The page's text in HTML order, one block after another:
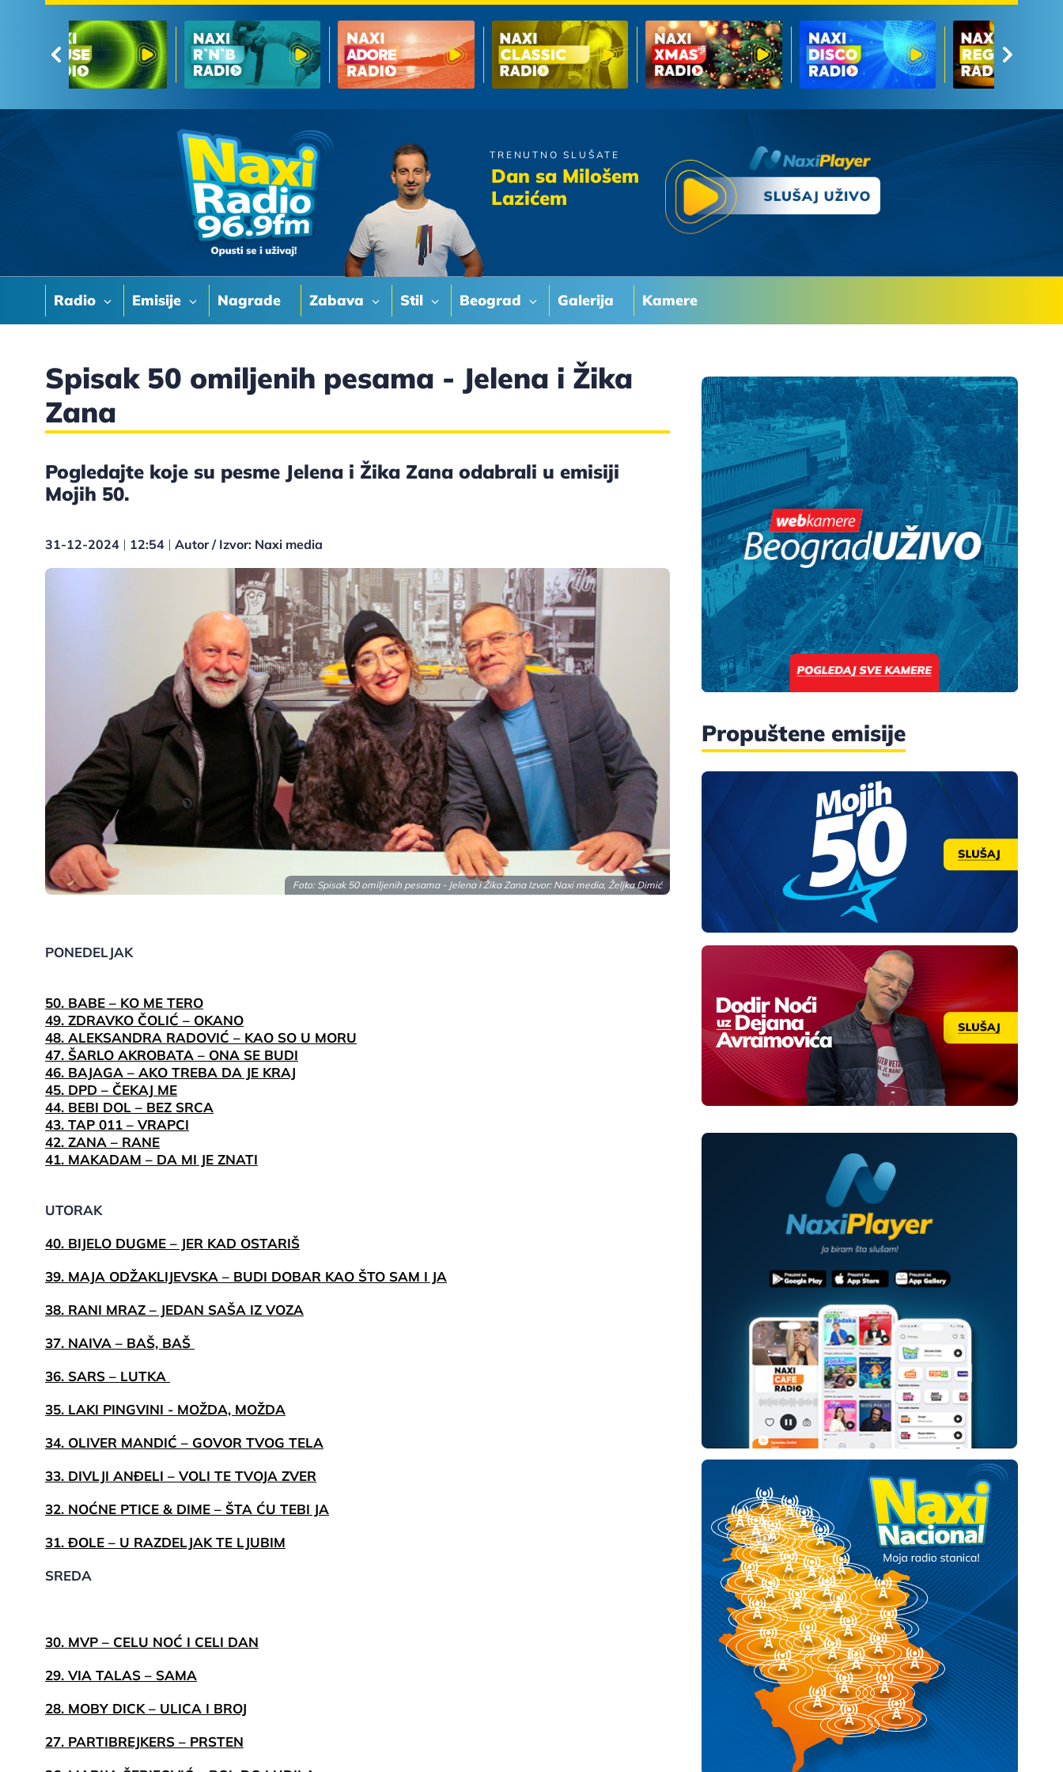
Radio Emisije Nagrade Zabava Stil Beograd Galerija Kamere
TRENUTNO SLUŠATE
Dan sa Milošem
Lazićem
Zeljko Joksimovic
Spisak 50 omiljenih pesama - Jelena i Žika
Zana
Pogledajte koje su pesme Jelena i Žika Zana odabrali u emisiji
Mojih 50.
31-12-2024 12:54 Autor / Izvor: Naxi media
Foto: Spisak 50 omiljenih pesama - Jelena i Žika Zana Izvor: Naxi media, Željka Dimić
PONEDELJAK
50. BABE – KO ME TERO
49. ZDRAVKO ČOLIĆ – OKANO
48. ALEKSANDRA RADOVIĆ – KAO SO U MORU
47. ŠARLO AKROBATA – ONA SE BUDI
46. BAJAGA – AKO TREBA DA JE KRAJ
45. DPD – ČEKAJ ME
44. BEBI DOL – BEZ SRCA
43. TAP 011 – VRAPCI
42. ZANA – RANE
41. MAKADAM – DA MI JE ZNATI
UTORAK
40. BIJELO DUGME – JER KAD OSTARIŠ
39. MAJA ODŽAKLIJEVSKA – BUDI DOBAR KAO ŠTO SAM I JA
38. RANI MRAZ – JEDAN SAŠA IZ VOZA
37. NAIVA – BAŠ, BAŠ
36. SARS – LUTKA
35. LAKI PINGVINI - MOŽDA, MOŽDA
34. OLIVER MANDIĆ – GOVOR TVOG TELA
33. DIVLJI ANĐELI – VOLI TE TVOJA ZVER
32. NOĆNE PTICE & DIME – ŠTA ĆU TEBI JA
31. ĐOLE – U RAZDELJAK TE LJUBIM
SREDA
30. MVP – CELU NOĆ I CELI DAN
29. VIA TALAS – SAMA
28. MOBY DICK – ULICA I BROJ
27. PARTIBREJKERS – PRSTEN
Propuštene emisije